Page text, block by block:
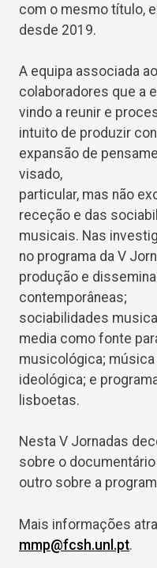
com o mesmo título,
desde 2019.
A equipa associada
colaboradores que a
vindo a reunir e
intuito de produzir
expansão de
visado,
particular, mas não
receção e das
musicais. Nas
no programa da V
produção e
contemporâneas;
sociabilidades
media como fonte
musicológica;
ideológica; e
lisboetas.
Nesta V Jornadas
sobre o documentário
outro sobre a
Mais informações
mmp@fcsh.unl.pt.